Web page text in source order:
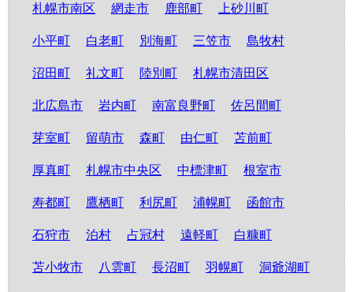
札幌市南区 網走市 鹿部町 上砂川町
小平町 白老町 別海町 三笠市 島牧村
沼田町 礼文町 陸別町 札幌市清田区
北広島市 岩内町 南富良野町 佐呂間町
芽室町 留萌市 森町 由仁町 苫前町
厚真町 札幌市中央区 中標津町 根室市
寿都町 鷹栖町 利尻町 浦幌町 函館市
石狩市 泊村 占冠村 遠軽町 白糠町
苫小牧市 八雲町 長沼町 羽幌町 洞爺湖町